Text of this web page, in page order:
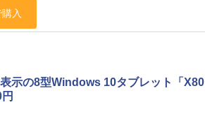
示の8型Windows 10タブレット「X80